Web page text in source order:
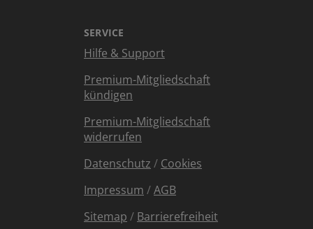
SERVICE
Hilfe & Support
Premium-Mitgliedschaft
kündigen
Premium-Mitgliedschaft
widerrufen
Datenschutz / Cookies
Impressum /AGB
Sitemap / Barrierefreiheit